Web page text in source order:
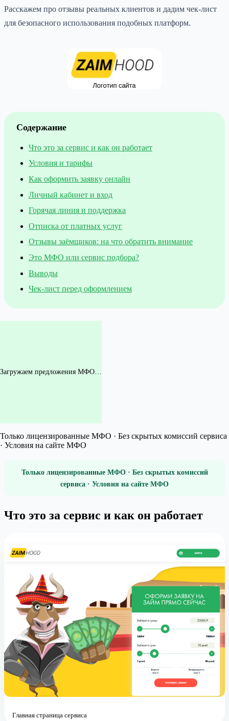
Расскажем про отзывы реальных клиентов и дадим чек-лист
для безопасного использования подобных платформ.
Содержание
Что это за сервис и как он работает
Условия и тарифы
Как оформить заявку онлайн
Личный кабинет и вход
Горячая линия и поддержка
Отписка от платных услуг
Отзывы заёмщиков: на что обратить внимание
Это МФО или сервис подбора?
Выводы
Чек-лист перед оформлением
Загружаем предложения МФО…
Только лицензированные МФО · Без скрытых комиссий сервиса
· Условия на сайте МФО
Только лицензированные МФО · Без скрытых комиссий
сервиса · Условия на сайте МФО
Что это за сервис и как он работает
Главная страница сервиса